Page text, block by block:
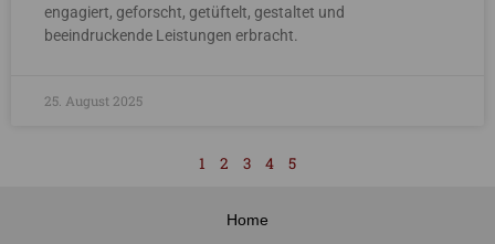
engagiert, geforscht, getüftelt, gestaltet und
beeindruckende Leistungen erbracht.
25. August 2025
1 2 3 4 5
Home